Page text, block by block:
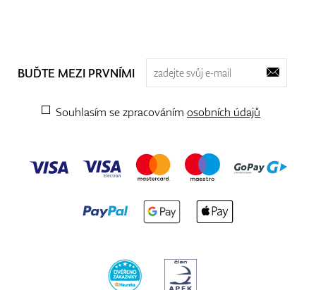
BUĎTE MEZI PRVNÍMI
Souhlasím se zpracováním osobních údajů